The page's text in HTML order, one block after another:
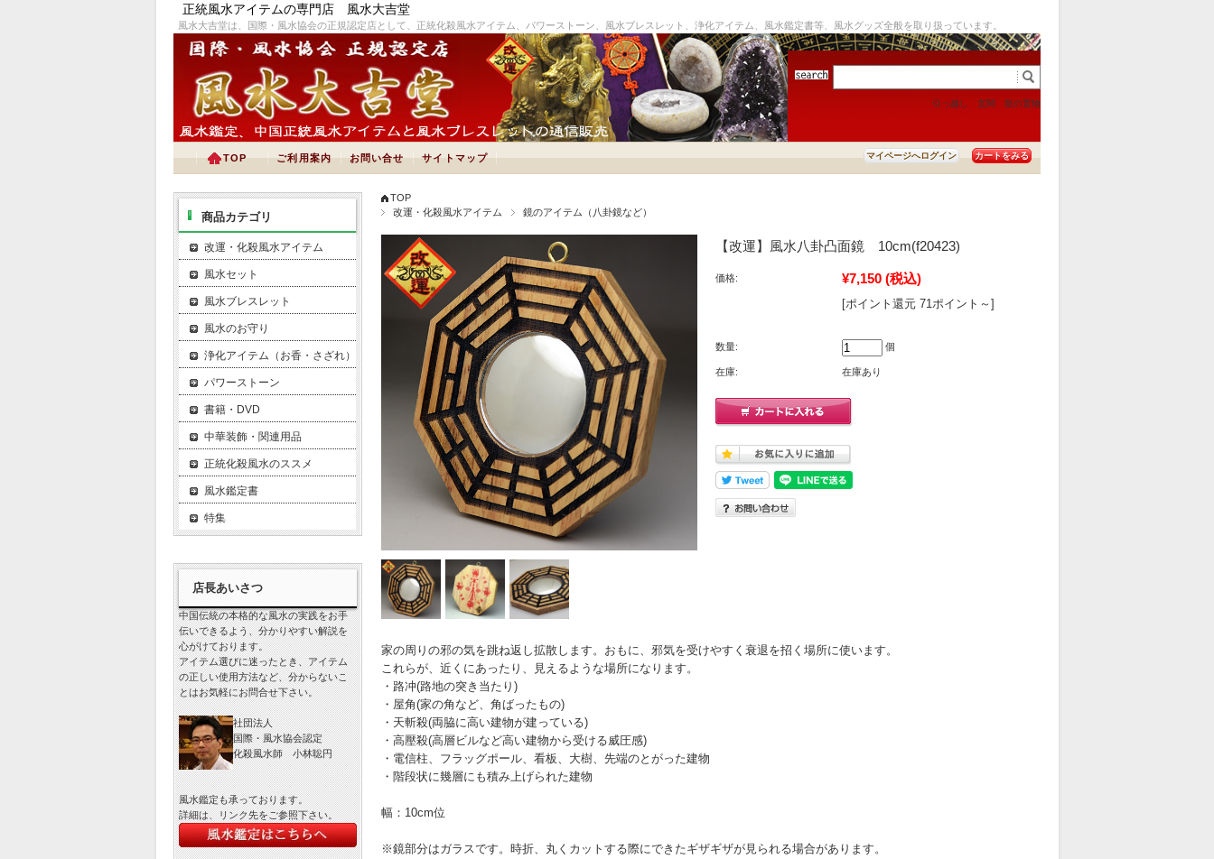
正統風水アイテムの専門店 風水大吉堂
風水大吉堂は、国際・風水協会の正規認定店として、正統化殺風水アイテム、パワーストーン、風水ブレスレット、浄化アイテム、風水鑑定書等、風水グッズ全般を取り扱っています。
引っ越し 玄関 龍の置物
マイページへログイン カートをみる
TOP ご利用案内 お問い合せ サイトマップ
TOP
改運・化殺風水アイテム
鏡のアイテム（八卦鏡など）
【改運】風水八卦凸面鏡 10cm(f20423)
価格: ¥7,150 (税込)
[ポイント還元 71ポイント～]
数量: 個
在庫: 在庫あり
家の周りの邪の気を跳ね返し拡散します。おもに、邪気を受けやすく衰退を招く場所に使います。
これらが、近くにあったり、見えるような場所になります。
・路冲(路地の突き当たり)
・屋角(家の角など、角ばったもの)
・天斬殺(両脇に高い建物が建っている)
・高壓殺(高層ビルなど高い建物から受ける威圧感)
・電信柱、フラッグポール、看板、大樹、先端のとがった建物
・階段状に幾層にも積み上げられた建物
幅：10cm位
※鏡部分はガラスです。時折、丸くカットする際にできたギザギザが見られる場合があります。
商品カテゴリ
改運・化殺風水アイテム
風水セット
風水ブレスレット
風水のお守り
浄化アイテム（お香・さざれ）
パワーストーン
書籍・DVD
中華装飾・関連用品
正統化殺風水のススメ
風水鑑定書
特集
店長あいさつ
中国伝統の本格的な風水の実践をお手
伝いできるよう、分かりやすい解説を
心がけております。
アイテム選びに迷ったとき、アイテム
の正しい使用方法など、分からないこ
とはお気軽にお問合せ下さい。
社団法人
国際・風水協会認定
化殺風水師 小林聡円
風水鑑定も承っております。
詳細は、リンク先をご参照下さい。